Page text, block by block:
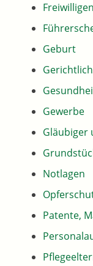
Geburt
Gewerbe
Gläubiger
Notlagen
Patente,